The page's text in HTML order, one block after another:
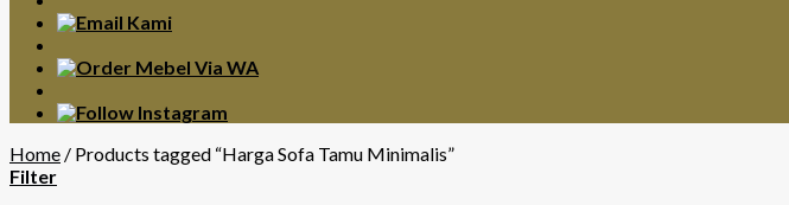
Home / Products tagged “Harga Sofa Tamu Minimalis”
Filter